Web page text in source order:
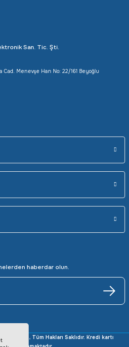
San. Tic. Şti.
Cad. Menevşe Han No: 22/161 Beyoğlu
haberdar olun.
Tüm Hakları Saklıdır. Kredi kartı